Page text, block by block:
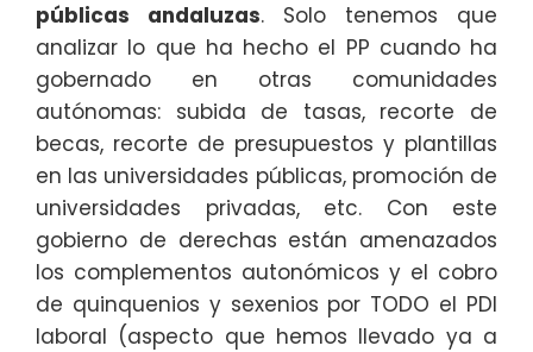
públicas andaluzas. Solo tenemos que
analizar lo que ha hecho el PP cuando ha
gobernado en otras comunidades
autónomas: subida de tasas, recorte de
becas, recorte de presupuestos y plantillas
en las universidades públicas, promoción de
universidades privadas, etc. Con este
gobierno de derechas están amenazados
los complementos autonómicos y el cobro
de quinquenios y sexenios por TODO el PDI
laboral (aspecto que hemos llevado ya a